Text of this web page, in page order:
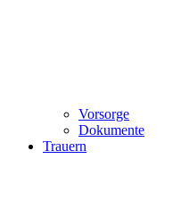
Vorsorge
Dokumente
Trauern